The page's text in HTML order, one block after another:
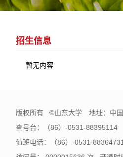
招生信息
暂无内容
版权所有 ©山东大学 地址：中
查号台：（86）-0531-88395114
值班电话：（86）-0531-